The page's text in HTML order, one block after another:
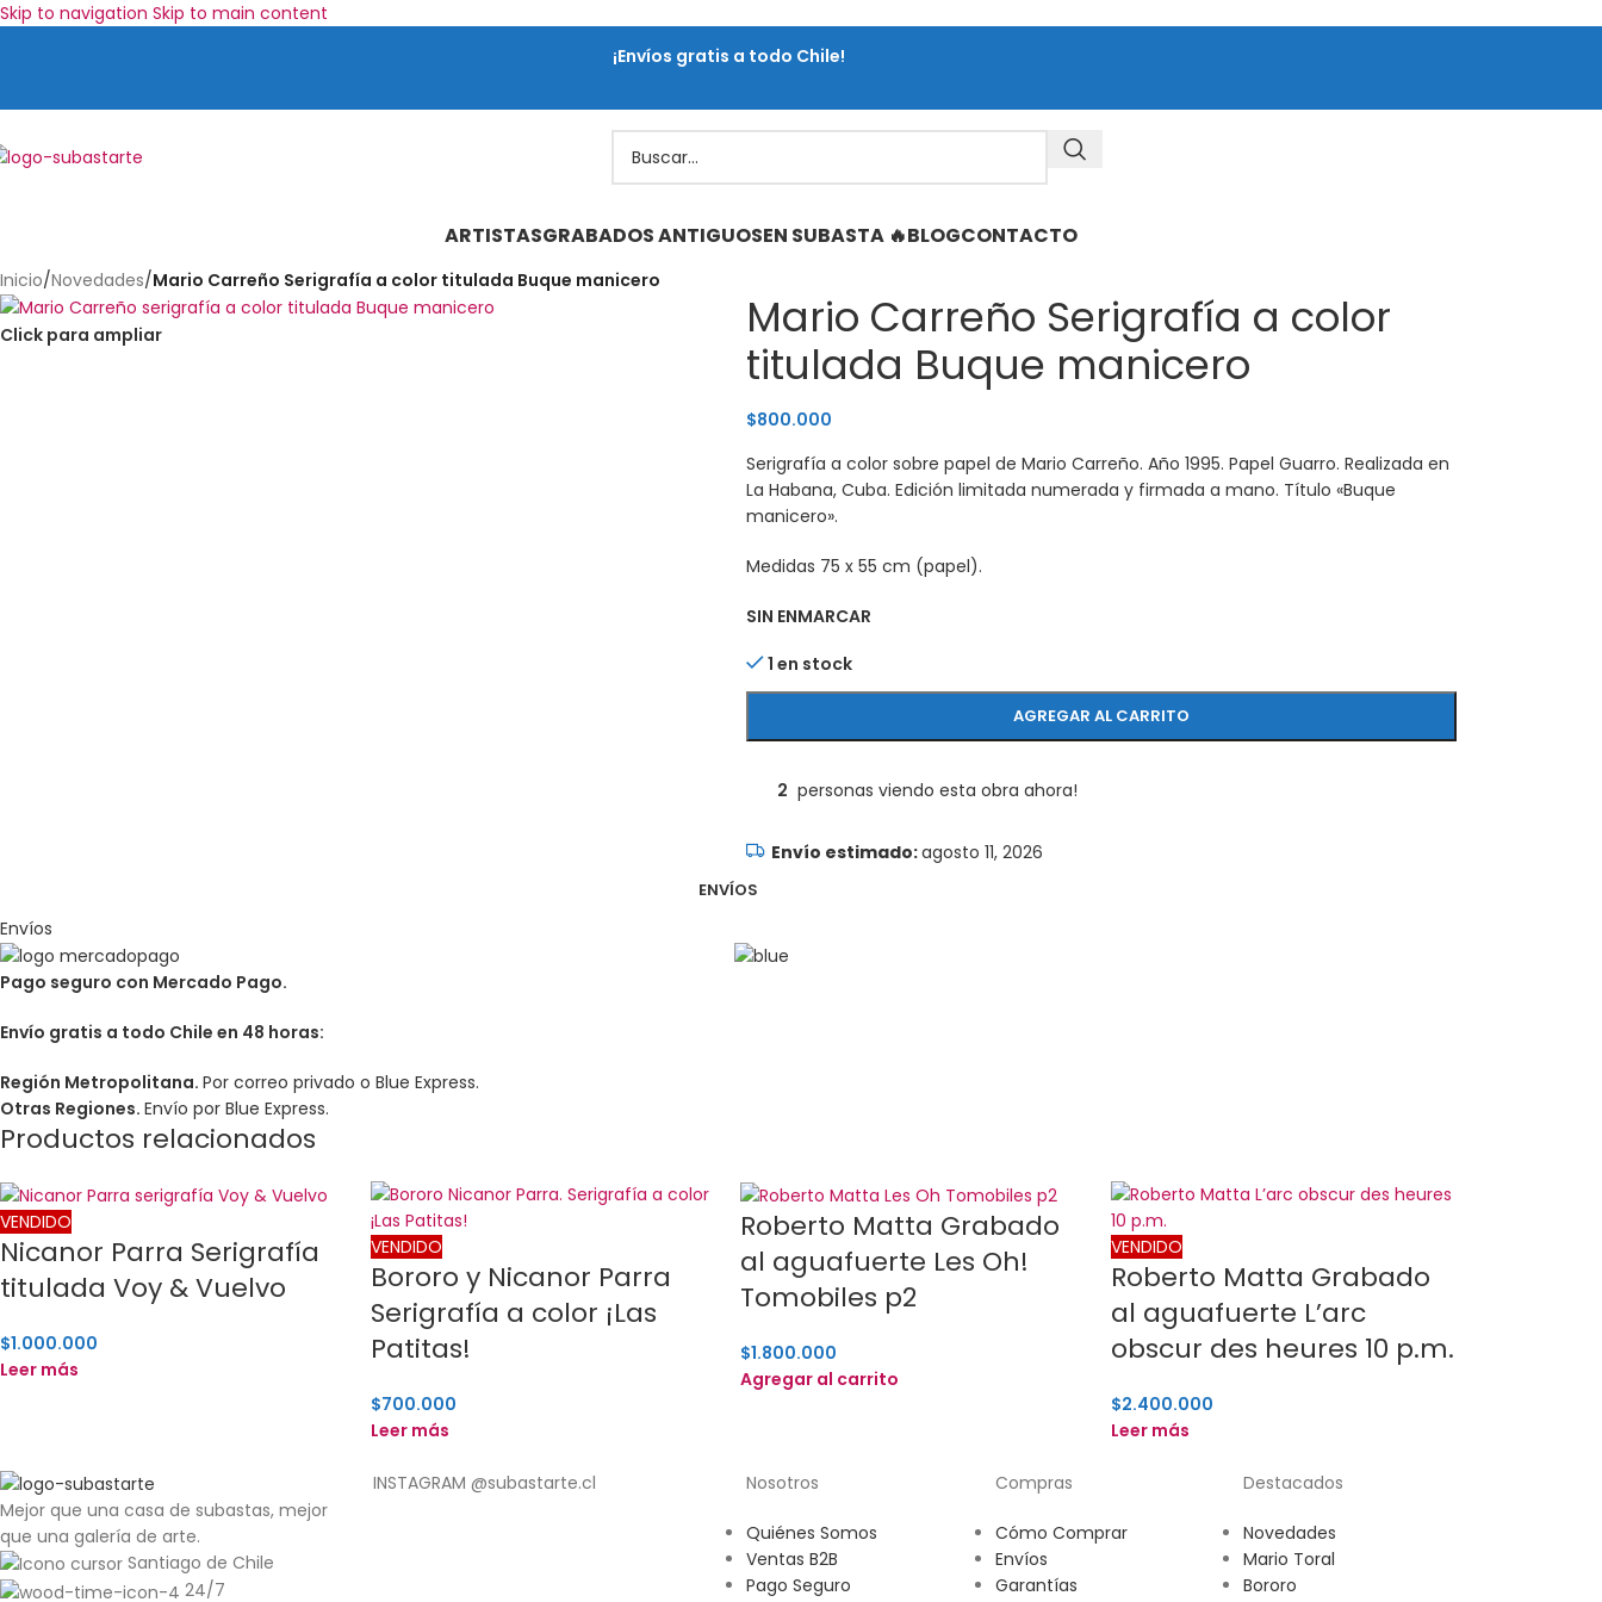
Skip to navigation Skip to main content
¡Envíos gratis a todo Chile!
ARTISTASGRABADOS ANTIGUOSEN SUBASTA 🔥BLOGCONTACTO
Inicio/Novedades/Mario Carreño Serigrafía a color titulada Buque manicero
Click para ampliar
Mario Carreño Serigrafía a color
titulada Buque manicero
$800.000
Serigrafía a color sobre papel de Mario Carreño. Año 1995. Papel Guarro. Realizada en
La Habana, Cuba. Edición limitada numerada y firmada a mano. Título «Buque
manicero».
Medidas 75 x 55 cm (papel).
SIN ENMARCAR
1 en stock
AGREGAR AL CARRITO
2 personas viendo esta obra ahora!
agosto 11, 2026
ENVÍOS
Envíos
Pago seguro con Mercado Pago.
Envío gratis a todo Chile en 48 horas:
Región Metropolitana. Por correo privado o Blue Express.
Otras Regiones. Envío por Blue Express.
Productos relacionados
VENDIDO
Nicanor Parra Serigrafía
titulada Voy & Vuelvo
$1.000.000
Leer más
VENDIDO
Bororo y Nicanor Parra
Serigrafía a color ¡Las
Patitas!
$700.000
Leer más
Roberto Matta Grabado
al aguafuerte Les Oh!
Tomobiles p2
$1.800.000
Agregar al carrito
VENDIDO
Roberto Matta Grabado
al aguafuerte L’arc
obscur des heures 10 p.m.
$2.400.000
Leer más
Mejor que una casa de subastas, mejor
que una galería de arte.
Santiago de Chile
24/7
INSTAGRAM @subastarte.cl Nosotros
Quiénes Somos
Ventas B2B
Pago Seguro
Compras
Cómo Comprar
Envíos
Garantías
Destacados
Novedades
Mario Toral
Bororo